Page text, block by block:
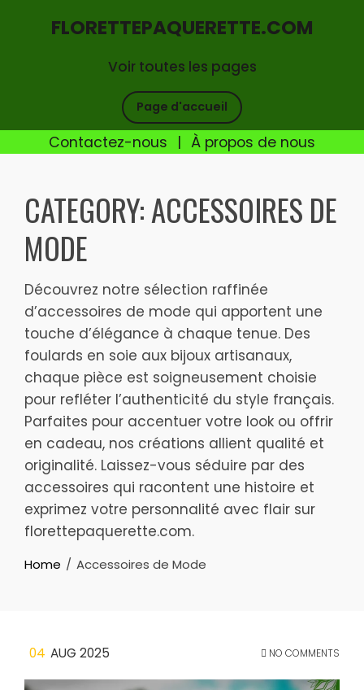
Voir toutes les pages
FLORETTEPAQUERETTE.COM
Page d'accueil
Contactez-nous | À propos de nous
contentCATEGORY:ACCESSOIRES DE
MODE
Découvrez notre sélection raffinée
d’accessoires de mode qui apportent une
touche d’élégance à chaque tenue. Des
foulards en soie aux bijoux artisanaux,
chaque pièce est soigneusement choisie
pour refléter l’authenticité du style français.
Parfaites pour accentuer votre look ou offrir
en cadeau, nos créations allient qualité et
originalité. Laissez-vous séduire par des
accessoires qui racontent une histoire et
exprimez votre personnalité avec flair sur
florettepaquerette.com.
Home Accessoires de Mode
04 AUG 2025 NO COMMENTS